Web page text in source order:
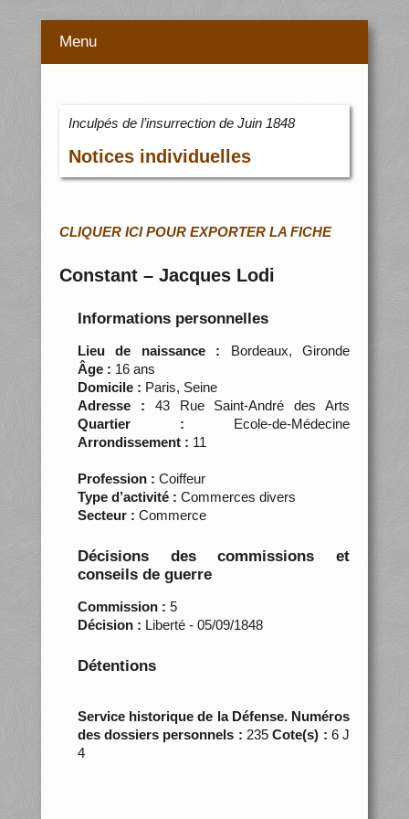
Menu
Inculpés de l’insurrection de Juin 1848
Notices individuelles
CLIQUER ICI POUR EXPORTER LA FICHE
Constant – Jacques Lodi
Informations personnelles
Lieu de naissance : Bordeaux, Gironde
Âge : 16 ans
Domicile : Paris, Seine
Adresse : 43 Rue Saint-André des Arts
Quartier : Ecole-de-Médecine
Arrondissement : 11
Profession : Coiffeur
Type d’activité : Commerces divers
Secteur : Commerce
Décisions des commissions et
conseils de guerre
Commission : 5
Décision : Liberté - 05/09/1848
Détentions
Service historique de la Défense. Numéros
des dossiers personnels : 235Cote(s) : 6 J
4